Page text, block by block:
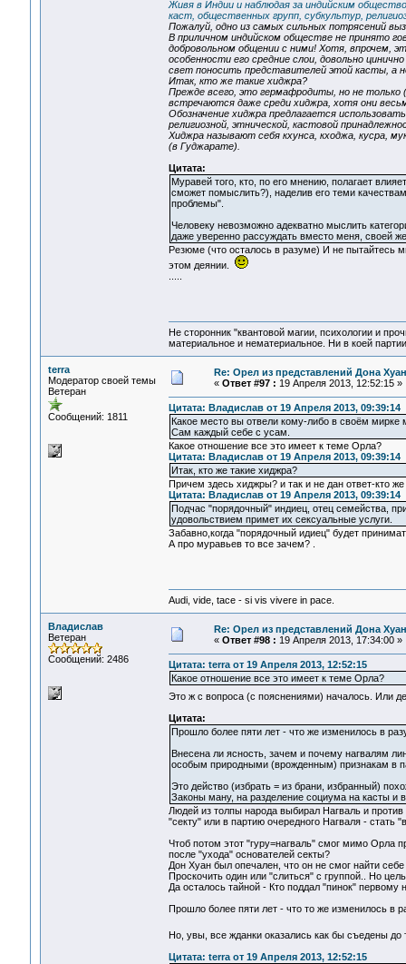
Живя в Индии и наблюдая за индийским
каст, общественных групп, субкультур,
Пожалуй, одно из самых сильных потрясений
В приличном индийском обществе не принято
добровольном общении с ними! Хотя, впрочем,
особенности его средние слои, довольно
свет поносить представителей этой касты, а
Итак, кто же такие хиджра?
Прежде всего, это гермафродиты, но не только
встречаются даже среди хиджра, хотя они
Обозначение хиджра предлагается
религиозной, этнической, кастовой
Хиджра называют себя кхунса, кходжа, кусра,
(в Гуджарате).
Цитата:
Муравей того, кто, по его мнению, полагает
сможет помыслить?), наделив его теми
проблемы".
Человеку невозможно адекватно мыслить
даже уверенно рассуждать вместо меня, своей
Резюме (что осталось в разуме) И не пытайтесь
этом деянии.
Не сторонник "квантовой магии, психологии и
материальное и нематериальное. Ни в коей
terra
Модератор своей темы
Ветеран
Сообщений: 1811
Re: Орел из представлений Дона
« Ответ #97 : 19 Апреля 2013, 12:52:15 »
Цитата: Владислав от 19 Апреля 2013, 09:39:14
Какое место вы отвели кому-либо в своём мирке
Сам каждый себе с усам.
Какое отношение все это имеет к теме Орла?
Цитата: Владислав от 19 Апреля 2013, 09:39:14
Итак, кто же такие хиджра?
Причем здесь хиджры? и так и не дан ответ-кто
Цитата: Владислав от 19 Апреля 2013, 09:39:14
Подчас "порядочный" индиец, отец семейства,
удовольствием примет их сексуальные услуги.
Забавно,когда "порядочный идиец" будет
А про муравьев то все зачем? .
Audi, vide, tace - si vis vivere in pace.
Владислав
Ветеран
Сообщений: 2486
Re: Орел из представлений Дона
« Ответ #98 : 19 Апреля 2013, 17:34:00 »
Цитата: terra от 19 Апреля 2013, 12:52:15
Какое отношение все это имеет к теме Орла?
Это ж с вопроса (с пояснениями) началось. Или
Цитата:
Прошло более пяти лет - что же изменилось в
Внесена ли ясность, зачем и почему нагвалям
особым природными (врожденным) признакам в
Это действо (избрать = из брани, избранный)
Законы ману, на разделение социума на касты и
Людей из толпы народа выбирал Нагваль и
"секту" или в партию очередного Нагваля - стать
Чтоб потом этот "гуру=нагваль" смог мимо Орла
после "ухода" основателей секты?
Дон Хуан был опечален, что он не смог найти
Проскочить один или "слиться" с группой.. Но
Да осталось тайной - Кто поддал "пинок" первому
Прошло более пяти лет - что то же изменилось в
Но, увы, все жданки оказались как бы съедены
Цитата: terra от 19 Апреля 2013, 12:52:15